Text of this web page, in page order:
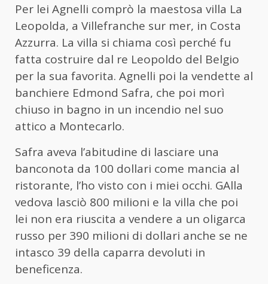
Per lei Agnelli comprò la maestosa villa La
Leopolda, a Villefranche sur mer, in Costa
Azzurra. La villa si chiama così perché fu
fatta costruire dal re Leopoldo del Belgio
per la sua favorita. Agnelli poi la vendette al
banchiere Edmond Safra, che poi morì
chiuso in bagno in un incendio nel suo
attico a Montecarlo.
Safra aveva l’abitudine di lasciare una
banconota da 100 dollari come mancia al
ristorante, l’ho visto con i miei occhi. GAlla
vedova lasciò 800 milioni e la villa che poi
lei non era riuscita a vendere a un oligarca
russo per 390 milioni di dollari anche se ne
intasco 39 della caparra devoluti in
beneficenza.